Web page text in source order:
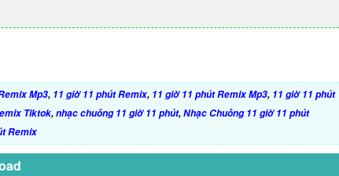
Mp3, 11 giờ 11 phút Remix, 11 giờ 11 phút Remix Mp3, 11 giờ 11 phút
Tiktok,nhạc chuông 11 giờ 11 phút,Nhạc Chuông 11 giờ 11 phút
Remix